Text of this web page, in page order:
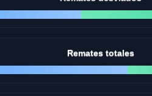
Remates totales